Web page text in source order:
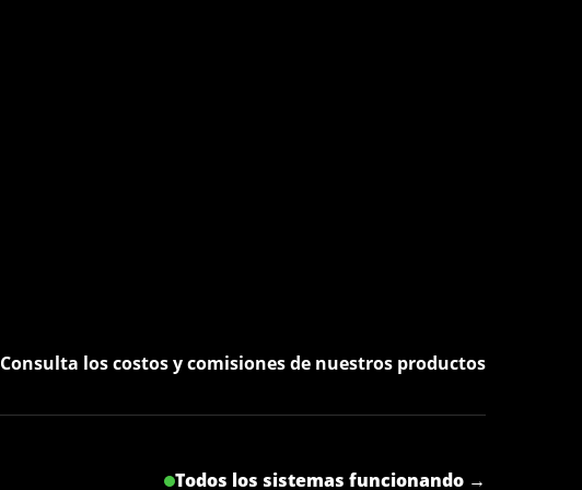
Consulta los costos y comisiones de nuestros productos
Todos los sistemas funcionando →